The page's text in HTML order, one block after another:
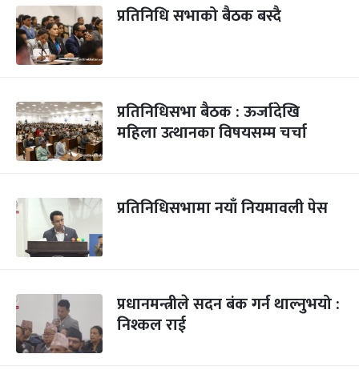
प्रतिनिधि सभाको बैठक बस्दै
प्रतिनिधिसभा बैठक : ऊर्जादेखि
महिला उत्थानका विषयसम्म चर्चा
प्रतिनिधिसभामा नयाँ नियमावली पेस
प्रधानमन्त्रीले सदन बंक गर्न थाल्नुभयो :
निश्कल राई